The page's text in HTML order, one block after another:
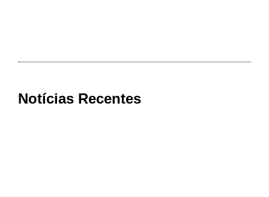
Notícias Recentes